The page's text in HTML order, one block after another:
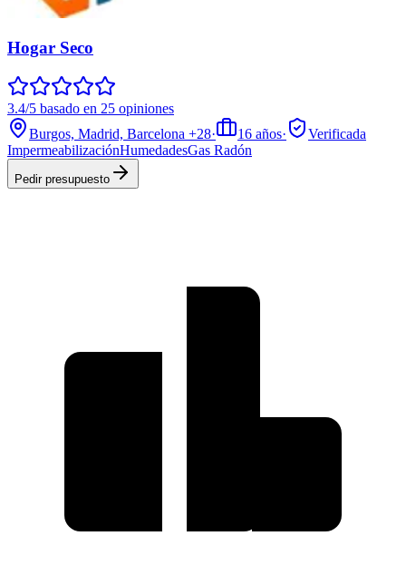
Hogar Seco
3.4/5 basado en 25 opiniones
Burgos, Madrid, Barcelona +28· 16 años·
Verificada
ImpermeabilizaciónHumedadesGas Radón
Pedir presupuesto